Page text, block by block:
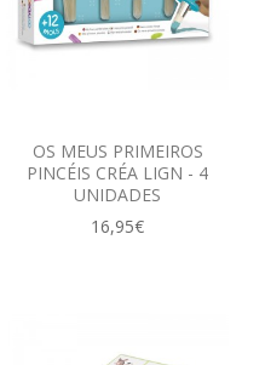
OS MEUS PRIMEIROS
PINCÉIS CRÉA LIGN - 4
UNIDADES
16,95€